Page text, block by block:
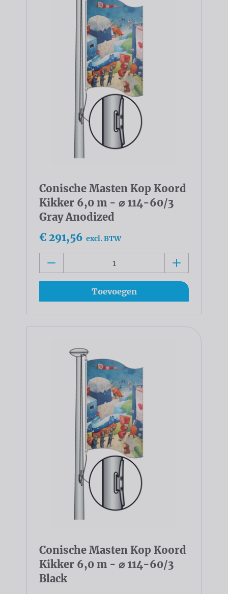
Conische Masten Kop Koord
Kikker 6,0 m - ⌀ 114-60/3
Gray Anodized
€ 291,56 excl. BTW
Toevoegen
Conische Masten Kop Koord
Kikker 6,0 m - ⌀ 114-60/3
Black